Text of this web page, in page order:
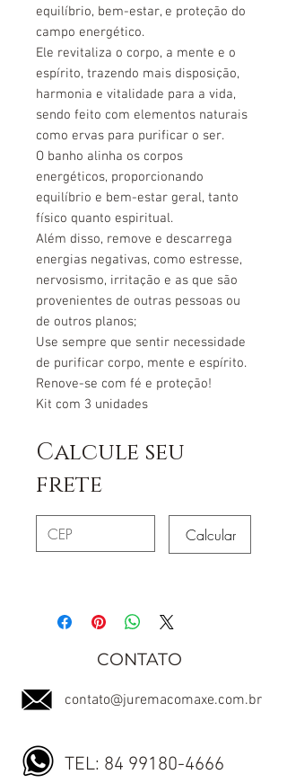
equilíbrio, bem-estar, e proteção do
campo energético.
Ele revitaliza o corpo, a mente e o
espírito, trazendo mais disposição,
harmonia e vitalidade para a vida,
sendo feito com elementos naturais
como ervas para purificar o ser.
O banho alinha os corpos
energéticos, proporcionando
equilíbrio e bem-estar geral, tanto
físico quanto espiritual.
Além disso, remove e descarrega
energias negativas, como estresse,
nervosismo, irritação e as que são
provenientes de outras pessoas ou
de outros planos;
Use sempre que sentir necessidade
de purificar corpo, mente e espírito.
Renove-se com fé e proteção!
Kit com 3 unidades
Calcule seu
frete
Calcular
CONTATO
contato@juremacomaxe.com.br
TEL: 84 99180-4666